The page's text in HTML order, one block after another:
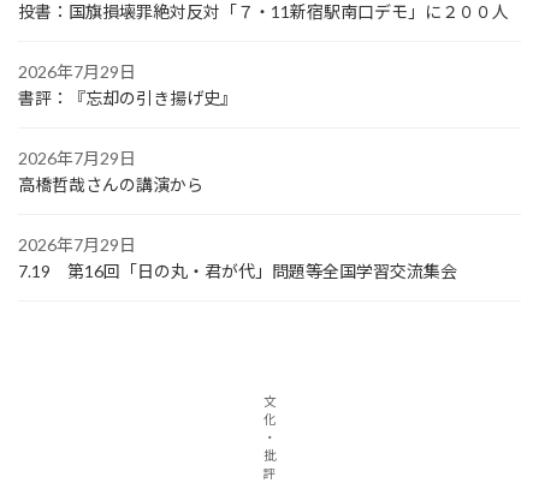
投書：国旗損壊罪絶対反対「７・11新宿駅南口デモ」に２００人
2026年7月29日
書評：『忘却の引き揚げ史』
2026年7月29日
高橋哲哉さんの講演から
2026年7月29日
7.19 第16回「日の丸・君が代」問題等全国学習交流集会
文
化
・
批
評